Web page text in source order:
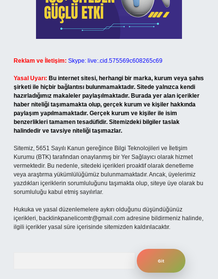
Reklam ve İletişim: Skype: live:.cid.575569c608265c69
Yasal Uyarı: Bu internet sitesi, herhangi bir marka, kurum veya şahıs
şirketi ile hiçbir bağlantısı bulunmamaktadır. Sitede yalnızca kendi
hazırladığımız makaleler paylaşılmaktadır. Burada yer alan içerikler
haber niteliği taşımamakta olup, gerçek kurum ve kişiler hakkında
paylaşım yapılmamaktadır. Gerçek kurum ve kişiler ile isim
benzerlikleri tamamen tesadüfidir. Sitemizdeki bilgiler taslak
halindedir ve tavsiye niteliği taşımazlar.
Sitemiz, 5651 Sayılı Kanun gereğince Bilgi Teknolojileri ve İletişim
Kurumu (BTK) tarafından onaylanmış bir Yer Sağlayıcı olarak hizmet
vermektedir. Bu nedenle, sitedeki içerikleri proaktif olarak denetleme
veya araştırma yükümlülüğümüz bulunmamaktadır. Ancak, üyelerimiz
yazdıkları içeriklerin sorumluluğunu taşımakta olup, siteye üye olarak bu
sorumluluğu kabul etmiş sayılırlar.
Hukuka ve yasal düzenlemelere aykırı olduğunu düşündüğünüz
içerikleri, backlinkpanelicomtr@gmail.com adresine bildirmeniz halinde,
ilgili içerikler yasal süre içerisinde sitemizden kaldırılacaktır.